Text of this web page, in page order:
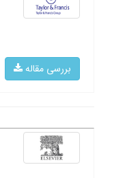
بررسی مقاله